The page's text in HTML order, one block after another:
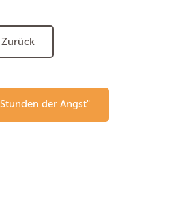
Zurück
der Angst"